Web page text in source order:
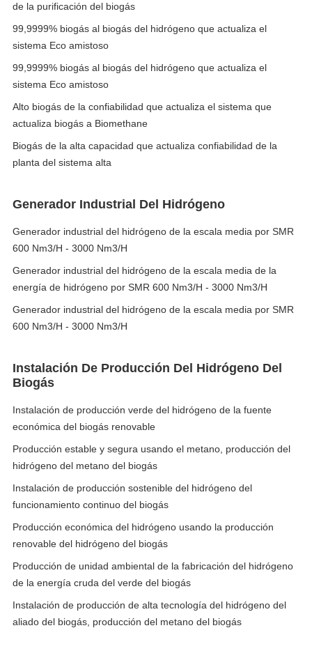
de la purificación del biogás
99,9999% biogás al biogás del hidrógeno que actualiza el
sistema Eco amistoso
99,9999% biogás al biogás del hidrógeno que actualiza el
sistema Eco amistoso
Alto biogás de la confiabilidad que actualiza el sistema que
actualiza biogás a Biomethane
Biogás de la alta capacidad que actualiza confiabilidad de la
planta del sistema alta
Generador Industrial Del Hidrógeno
Generador industrial del hidrógeno de la escala media por SMR
600 Nm3/H - 3000 Nm3/H
Generador industrial del hidrógeno de la escala media de la
energía de hidrógeno por SMR 600 Nm3/H - 3000 Nm3/H
Generador industrial del hidrógeno de la escala media por SMR
600 Nm3/H - 3000 Nm3/H
Instalación De Producción Del Hidrógeno Del
Biogás
Instalación de producción verde del hidrógeno de la fuente
económica del biogás renovable
Producción estable y segura usando el metano, producción del
hidrógeno del metano del biogás
Instalación de producción sostenible del hidrógeno del
funcionamiento continuo del biogás
Producción económica del hidrógeno usando la producción
renovable del hidrógeno del biogás
Producción de unidad ambiental de la fabricación del hidrógeno
de la energía cruda del verde del biogás
Instalación de producción de alta tecnología del hidrógeno del
aliado del biogás, producción del metano del biogás